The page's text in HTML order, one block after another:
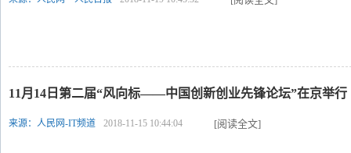
11月14日第二届“风向标——中国创新创业先锋论坛”在京举行
来源：人民网-IT频道 2018-11-15 10:44:04 [阅读全文]